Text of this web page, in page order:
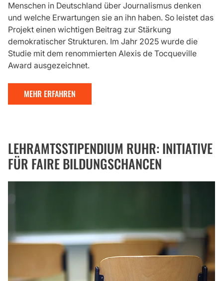
Menschen in Deutschland über Journalismus denken
und welche Erwartungen sie an ihn haben. So leistet das
Projekt einen wichtigen Beitrag zur Stärkung
demokratischer Strukturen. Im Jahr 2025 wurde die
Studie mit dem renommierten Alexis de Tocqueville
Award ausgezeichnet.
MEHR ERFAHREN
LEHRAMTSSTIPENDIUM RUHR: INITIATIVE
FÜR FAIRE BILDUNGSCHANCEN